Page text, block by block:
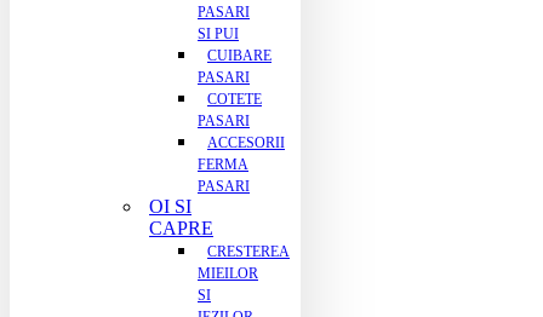
PASARI
SI PUI
CUIBARE
PASARI
COTETE
PASARI
ACCESORII
FERMA
PASARI
OI SI
CAPRE
CRESTEREA
MIEILOR
SI